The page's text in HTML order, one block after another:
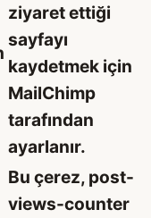
ziyaret ettiği
sayfayı
kaydetmek için
MailChimp
tarafından
ayarlanır.
Bu çerez, post-
views-counter